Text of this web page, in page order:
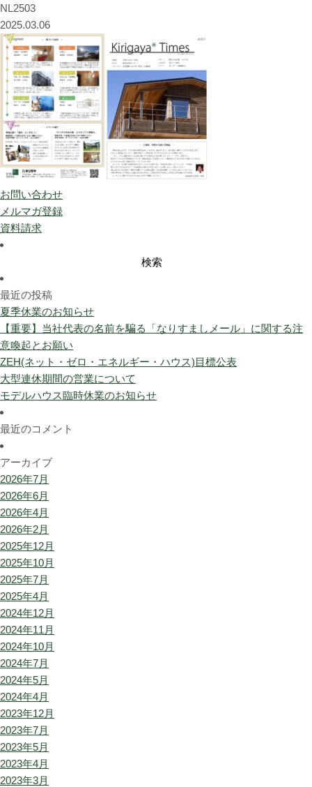
NL2503
2025.03.06
お問い合わせ
メルマガ登録
資料請求
索:
最近の投稿
夏季休業のお知らせ
【重要】当社代表の名前を騙る「なりすましメール」に関する注
意喚起とお願い
ZEH(ネット・ゼロ・エネルギー・ハウス)目標公表
大型連休期間の営業について
モデルハウス臨時休業のお知らせ
最近のコメント
アーカイブ
2026年7月
2026年6月
2026年4月
2026年2月
2025年12月
2025年10月
2025年7月
2025年4月
2024年12月
2024年11月
2024年10月
2024年7月
2024年5月
2024年4月
2023年12月
2023年7月
2023年5月
2023年4月
2023年3月